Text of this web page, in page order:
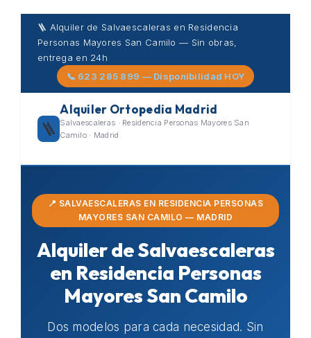
Skip
content
🪜 Alquiler de Salvaescaleras en Residencia
Personas Mayores San Camilo — Sin obras,
entrega en 24h
📞 623 285 899 — Disponibilidad HOY
🪜
Alquiler Ortopedia Madrid
Salvaescaleras · Residencia Personas Mayores San
Camilo · Madrid
📍 SALVAESCALERAS EN RESIDENCIA PERSONAS
MAYORES SAN CAMILO — MADRID
Alquiler de Salvaescaleras
en Residencia Personas
Mayores San Camilo
Dos modelos para cada necesidad. Sin